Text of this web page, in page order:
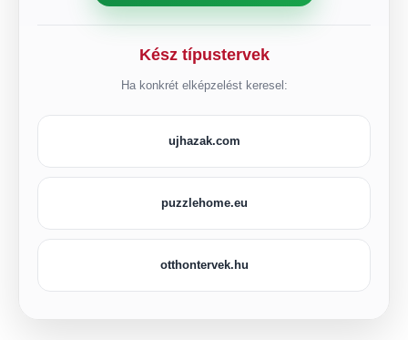
Kész típustervek
Ha konkrét elképzelést keresel:
ujhazak.com
puzzlehome.eu
otthontervek.hu